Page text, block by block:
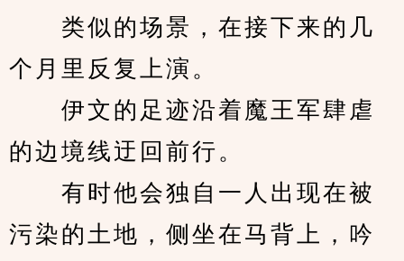
类似的场景，在接下来的几
个月里反复上演。
伊文的足迹沿着魔王军肆虐
的边境线迂回前行。
有时他会独自一人出现在被
污染的土地，侧坐在马背上，吟